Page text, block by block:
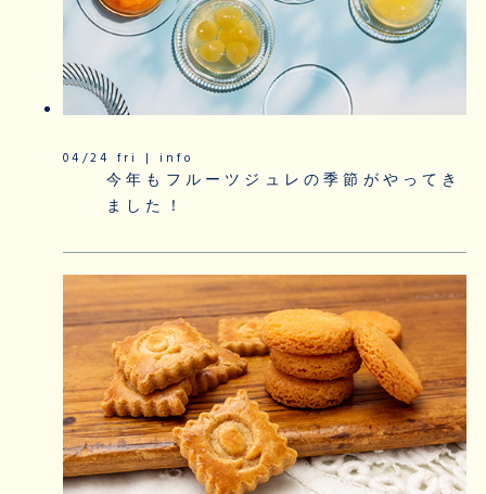
04/24 fri | info
今年もフルーツジュレの季節がやってき
ました！